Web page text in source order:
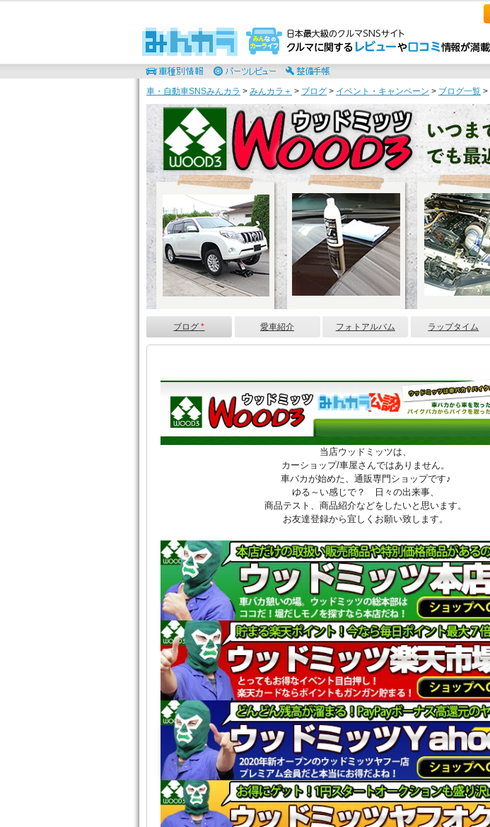
車・自動車SNSみんカラ > みんカラ＋ > ブログ > イベント・キャンペーン > ブログ一覧 >
ブログ * 愛車紹介 フォトアルバム ラップタイム
当店ウッドミッツは、
カーショップ/車屋さんではありません。
車バカが始めた、通販専門ショップです♪
ゆる～い感じで？ 日々の出来事、
商品テスト、商品紹介などをしたいと思います。
お友達登録から宜しくお願い致します。